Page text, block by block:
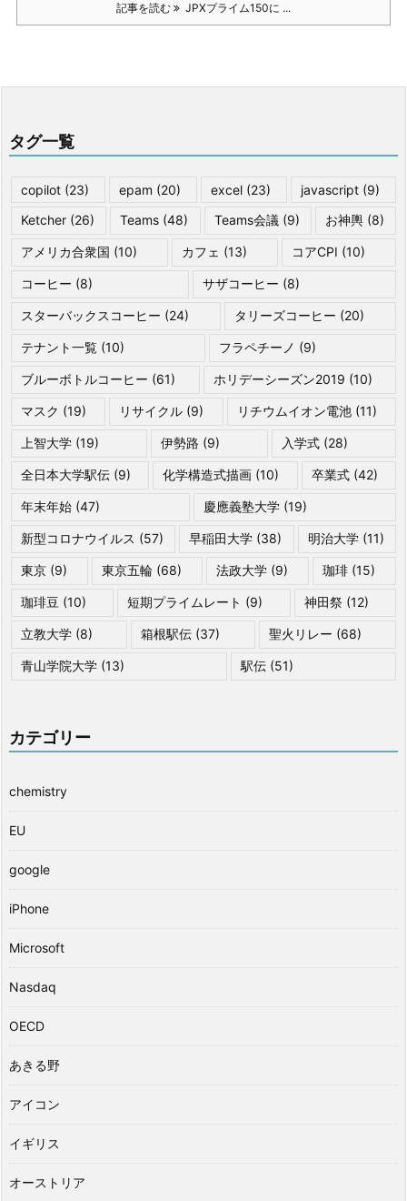
記事を読む JPXプライム150に ...
タグ一覧
copilot (23) epam (20) excel (23) javascript (9)
Ketcher (26) Teams (48) Teams会議 (9) お神輿(8)
アメリカ合衆国 (10) カフェ (13) コアCPI (10)
コーヒー (8) サザコーヒー (8)
スターバックスコーヒー (24) タリーズコーヒー (20)
テナント一覧 (10) フラペチーノ (9)
ブルーボトルコーヒー (61) ホリデーシーズン2019 (10)
マスク (19) リサイクル (9) リチウムイオン電池(11)
上智大学 (19) 伊勢路 (9) 入学式 (28)
全日本大学駅伝 (9) 化学構造式描画 (10) 卒業式(42)
年末年始 (47) 慶應義塾大学(19)
新型コロナウイルス (57) 早稲田大学 (38) 明治大学(11)
東京 (9) 東京五輪 (68) 法政大学 (9) 珈琲 (15)
珈琲豆 (10) 短期プライムレート (9) 神田祭(12)
立教大学 (8) 箱根駅伝 (37) 聖火リレー (68)
青山学院大学 (13) 駅伝 (51)
カテゴリー
chemistry
EU
google
iPhone
Microsoft
Nasdaq
OECD
あきる野
アイコン
イギリス
オーストリア